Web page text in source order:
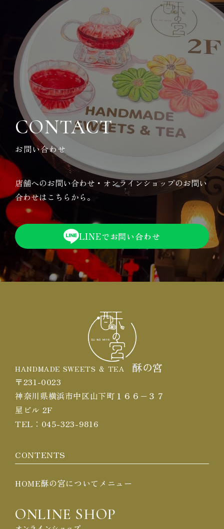
CONTACT
お問い合わせ
店舗へのお問い合わせ・オンラインショップのお問い
合わせはこちらから。
LINEでお問い合わせ
HANDMADE SWEETS ＆ TEA 酥の宮
〒231-0023
神奈川県横浜市中区山下町１６６−３７
星ビル 2F
TEL： 045-323-9816
CONTENTS
HOME酥の宮について メニュー
ONLINE SHOP